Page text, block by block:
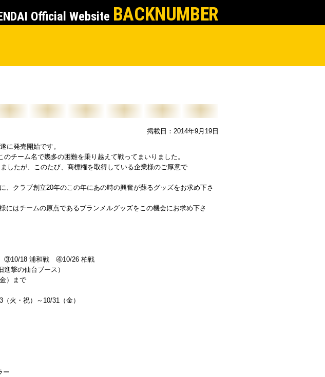
Official Website BACKNUMBER
掲載日：2014年9月19日
に発売開始です。
チーム名で幾多の困難を乗り越えて戦ってまいりました。
したが、このたび、商標権を取得している企業様のご厚意で
、クラブ創立20年のこの年にあの時の興奮が蘇るグッズをお求め下さ
にはチームの原点であるブランメルグッズをこの機会にお求め下さ
③10/18 浦和戦 ④10/26 柏戦
撃の仙台ブース）
）まで
火・祝）～10/31（金）
ー